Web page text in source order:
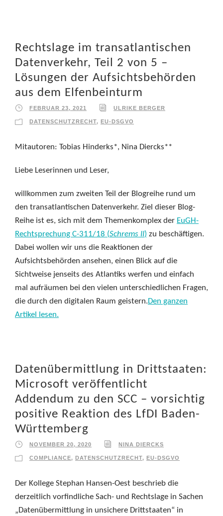
Rechtslage im transatlantischen
Datenverkehr, Teil 2 von 5 –
Lösungen der Aufsichtsbehörden
aus dem Elfenbeinturm
FEBRUAR 23, 2021 ULRIKE BERGER
DATENSCHUTZRECHT, EU-DSGVO
Mitautoren: Tobias Hinderks*, Nina Diercks**
Liebe Leserinnen und Leser,
willkommen zum zweiten Teil der Blogreihe rund um
den transatlantischen Datenverkehr. Ziel dieser Blog-
Reihe ist es, sich mit dem Themenkomplex der EuGH-
Rechtsprechung C-311/18 (Schrems II) zu beschäftigen.
Dabei wollen wir uns die Reaktionen der
Aufsichtsbehörden ansehen, einen Blick auf die
Sichtweise jenseits des Atlantiks werfen und einfach
mal aufräumen bei den vielen unterschiedlichen Fragen,
die durch den digitalen Raum geistern.Den ganzen
Artikel lesen.
Datenübermittlung in Drittstaaten:
Microsoft veröffentlicht
Addendum zu den SCC – vorsichtig
positive Reaktion des LfDI Baden-
Württemberg
NOVEMBER 20, 2020 NINA DIERCKS
COMPLIANCE, DATENSCHUTZRECHT, EU-DSGVO
Der Kollege Stephan Hansen-Oest beschrieb die
derzeitlich vorfindliche Sach- und Rechtslage in Sachen
„Datenübermittlung in unsichere Drittstaaten“ in